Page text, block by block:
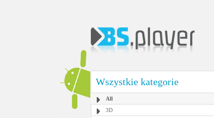
Wszystkie kategorie
All
3D